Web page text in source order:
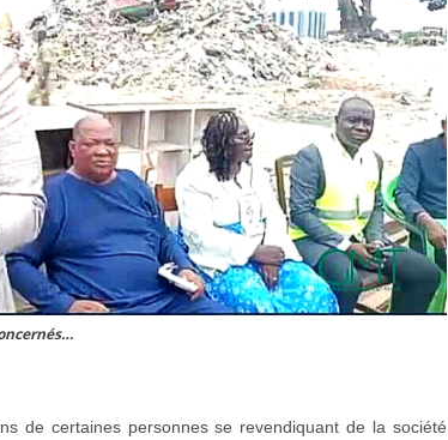
de certaines personnes se revendiquant de la société